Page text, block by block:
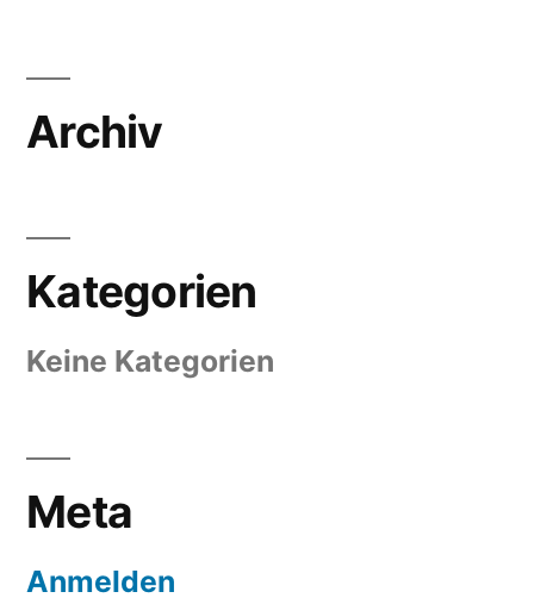
Archiv
Kategorien
Keine Kategorien
Meta
Anmelden